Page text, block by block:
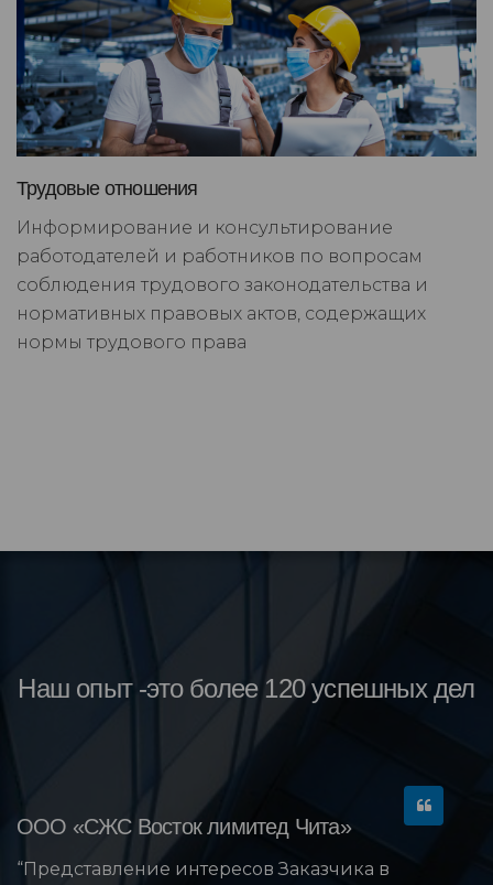
Трудовые отношения
Информирование и консультирование
работодателей и работников по вопросам
соблюдения трудового законодательства и
нормативных правовых актов, содержащих
нормы трудового права
Наш опыт -это более 120 успешных дел
ООО «СЖС Восток лимитед Чита»
“Представление интересов Заказчика в